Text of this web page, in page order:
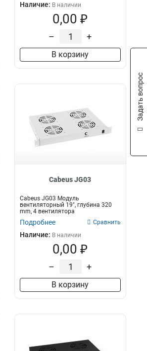
Наличие: В наличии
0,00 ₽
– +
В корзину
Cabeus JG03
Cabeus JG03 Модуль
вентиляторный 19", глубина 320
mm, 4 вентилятора
Подробнее Сравнить
Наличие: В наличии
0,00 ₽
– +
В корзину
Задать вопрос